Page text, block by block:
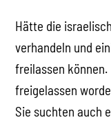
Hätte die
verhandeln und
freilassen
freigelassen
Sie suchten auch